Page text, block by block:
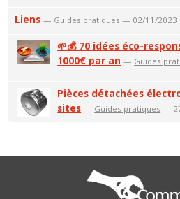
Liens — Guides pratiques — 02/11/2023
🌱💰 70 idées éco-
1000€ par an — Guides
Pièces détachées
sites — Guides pratiques —